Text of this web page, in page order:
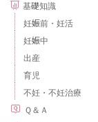
基礎知識
妊娠前・妊活
妊娠中
出産
育児
不妊・不妊治療
Ｑ＆Ａ